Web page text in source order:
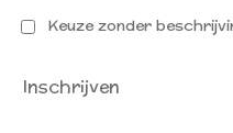
Keuze zonder
Inschrijven